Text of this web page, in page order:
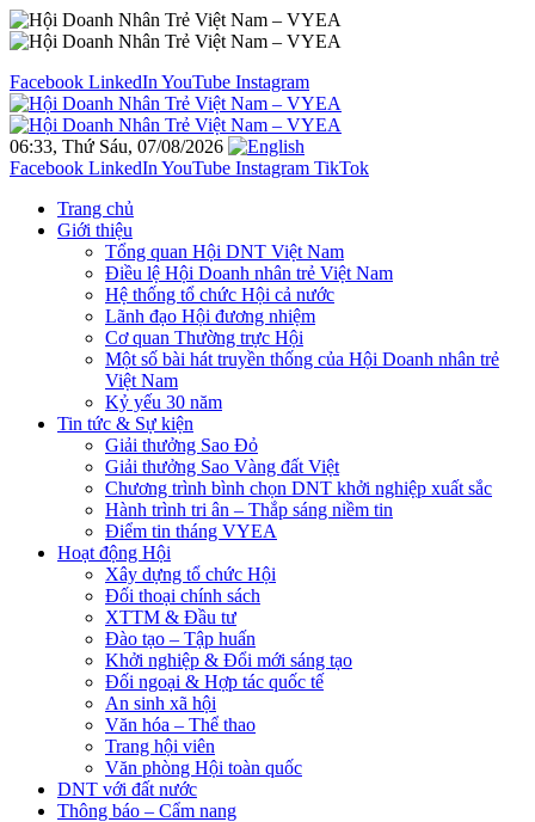
Facebook LinkedIn YouTube Instagram
06:33, Thứ Sáu, 07/08/2026
Facebook LinkedIn YouTube Instagram TikTok
Trang chủ
Giới thiệu
Tổng quan Hội DNT Việt Nam
Điều lệ Hội Doanh nhân trẻ Việt Nam
Hệ thống tổ chức Hội cả nước
Lãnh đạo Hội đương nhiệm
Cơ quan Thường trực Hội
Một số bài hát truyền thống của Hội Doanh nhân trẻ
Việt Nam
Kỷ yếu 30 năm
Tin tức & Sự kiện
Giải thưởng Sao Đỏ
Giải thưởng Sao Vàng đất Việt
Chương trình bình chọn DNT khởi nghiệp xuất sắc
Hành trình tri ân – Thắp sáng niềm tin
Điểm tin tháng VYEA
Hoạt động Hội
Xây dựng tổ chức Hội
Đối thoại chính sách
XTTM & Đầu tư
Đào tạo – Tập huấn
Khởi nghiệp & Đổi mới sáng tạo
Đối ngoại & Hợp tác quốc tế
An sinh xã hội
Văn hóa – Thể thao
Trang hội viên
Văn phòng Hội toàn quốc
DNT với đất nước
Thông báo – Cẩm nang